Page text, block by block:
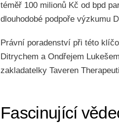
téměř 100 milionů Kč od bpd
dlouhodobé podpoře výzkumu
Právní poradenství při této
Ditrychem a Ondřejem
zakladatelky Taveren
Fascinující